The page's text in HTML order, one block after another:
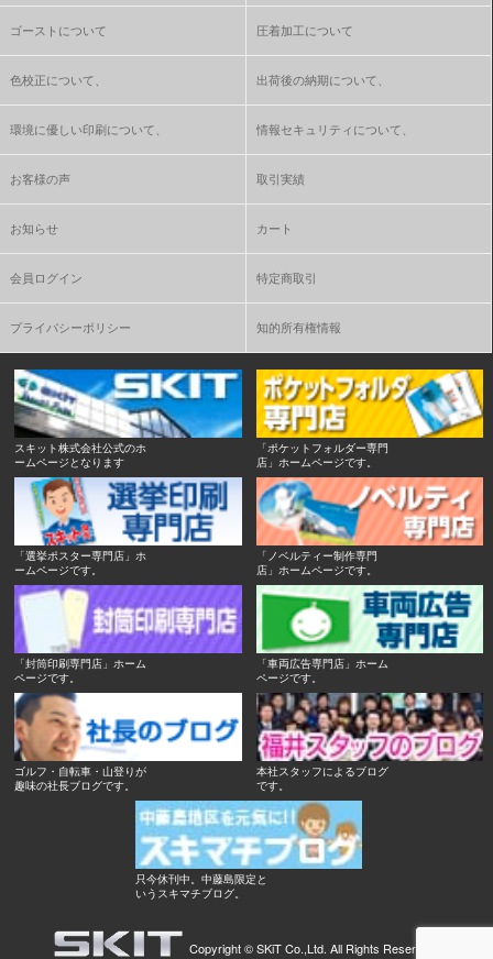
ゴーストについて 圧着加工について
色校正について、 出荷後の納期について、
環境に優しい印刷について、 情報セキュリティについて、
お客様の声 取引実績
お知らせ カート
会員ログイン 特定商取引
プライバシーポリシー 知的所有権情報
スキット株式会社公式のホ
ームページとなります
「ポケットフォルダー専門
店」ホームページです。
「選挙ポスター専門店」ホ
ームページです。
「ノベルティー制作専門
店」ホームページです。
「封筒印刷専門店」ホーム
ページです。
「車両広告専門店」ホーム
ページです。
ゴルフ・自転車・山登りが
趣味の社長ブログです。
本社スタッフによるブログ
です。
只今休刊中。中藤島限定と
いうスキマチブログ。
Copyright ©SKiT Co.,Ltd. All Rights Reserved.